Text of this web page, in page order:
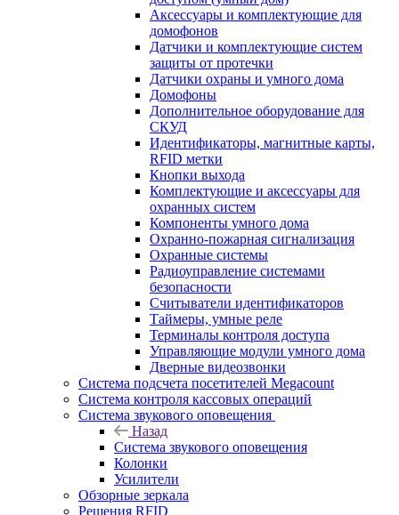
Аксессуары и комплектующие для
домофонов
Датчики и комплектующие систем
защиты от протечки
Датчики охраны и умного дома
Домофоны
Дополнительное оборудование для
СКУД
Идентификаторы, магнитные карты,
RFID метки
Кнопки выхода
Комплектующие и аксессуары для
охранных систем
Компоненты умного дома
Охранно-пожарная сигнализация
Охранные системы
Радиоуправление системами
безопасности
Считыватели идентификаторов
Таймеры, умные реле
Терминалы контроля доступа
Управляющие модули умного дома
Дверные видеозвонки
Система подсчета посетителей Megacount
Система контроля кассовых операций
Система звукового оповещения
Назад
Система звукового оповещения
Колонки
Усилители
Обзорные зеркала
Решения RFID